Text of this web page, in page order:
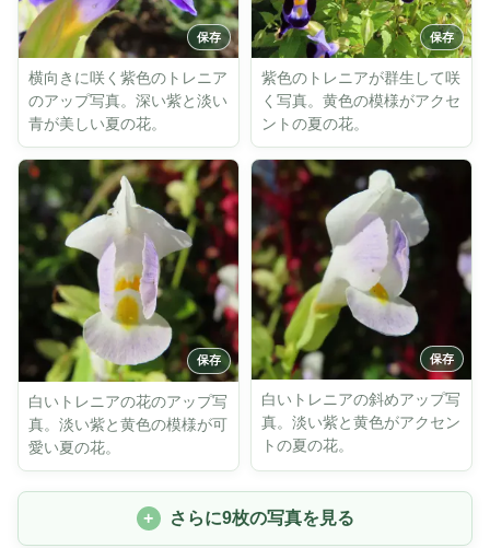
横向きに咲く紫色のトレニア
のアップ写真。深い紫と淡い
青が美しい夏の花。
紫色のトレニアが群生して咲
く写真。黄色の模様がアクセ
ントの夏の花。
白いトレニアの花のアップ写
真。淡い紫と黄色の模様が可
愛い夏の花。
白いトレニアの斜めアップ写
真。淡い紫と黄色がアクセン
トの夏の花。
さらに9枚の写真を見る